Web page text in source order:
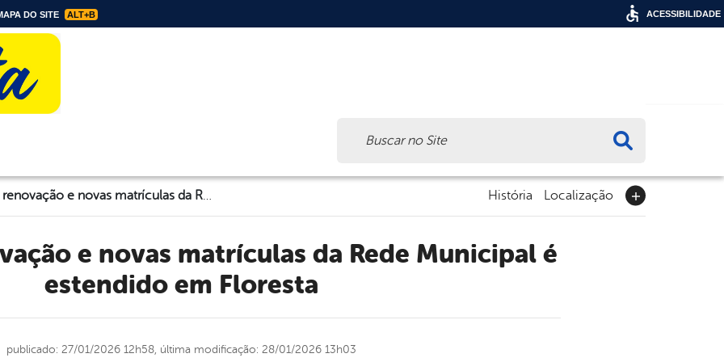
DO SITE ALT+B
Prazo para renovação e novas matrículas da Rede Municipal é estendido em Floresta História Localização
estendido em Floresta
publicado: 27/01/2026 12h58, última modificação: 28/01/2026 13h03
ACESSIBILIDADE